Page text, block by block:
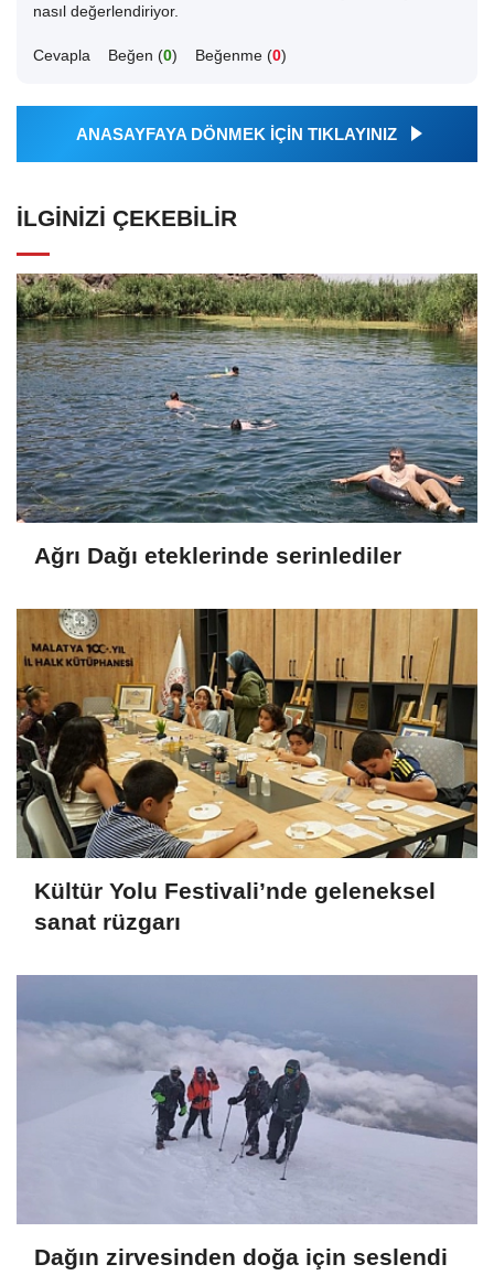
nasıl değerlendiriyor.
Cevapla Beğen (0) Beğenme (0)
ANASAYFAYA DÖNMEK İÇİN TIKLAYINIZ
İLGINIZI ÇEKEBILIR
Ağrı Dağı eteklerinde serinlediler
Kültür Yolu Festivali’nde geleneksel
sanat rüzgarı
Dağın zirvesinden doğa için seslendi